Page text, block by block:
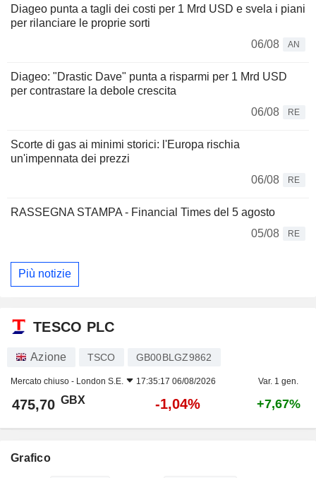
Diageo punta a tagli dei costi per 1 Mrd USD e svela i piani
per rilanciare le proprie sorti
06/08
AN
Diageo: "Drastic Dave" punta a risparmi per 1 Mrd USD
per contrastare la debole crescita
06/08
RE
Scorte di gas ai minimi storici: l'Europa rischia
un'impennata dei prezzi
06/08
RE
RASSEGNA STAMPA - Financial Times del 5 agosto
05/08
RE
Più notizie
TESCO PLC
Azione TSCO GB00BLGZ9862
Mercato chiuso - London S.E. 17:35:17 06/08/2026 Var. 1 gen.
475,70 GBX -1,04% +7,67%
Grafico